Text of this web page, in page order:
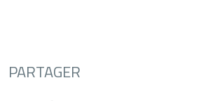
PARTAGER